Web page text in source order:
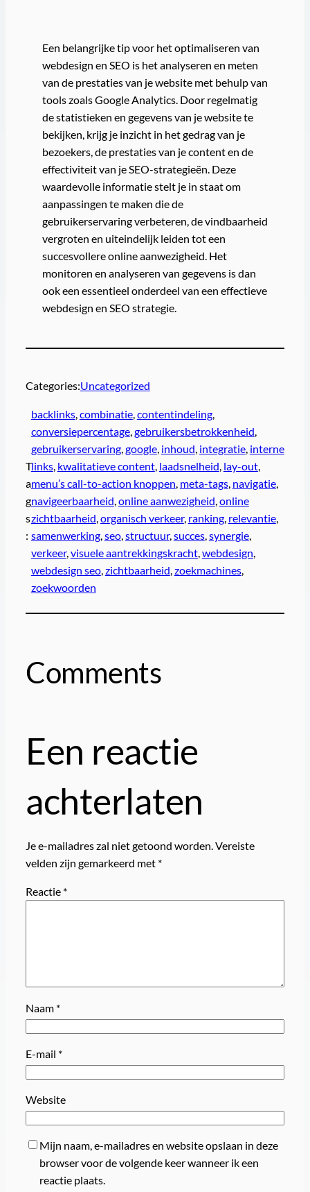
Een belangrijke tip voor het optimaliseren van
webdesign en SEO is het analyseren en meten
van de prestaties van je website met behulp van
tools zoals Google Analytics. Door regelmatig
de statistieken en gegevens van je website te
bekijken, krijg je inzicht in het gedrag van je
bezoekers, de prestaties van je content en de
effectiviteit van je SEO-strategieën. Deze
waardevolle informatie stelt je in staat om
aanpassingen te maken die de
gebruikerservaring verbeteren, de vindbaarheid
vergroten en uiteindelijk leiden tot een
succesvollere online aanwezigheid. Het
monitoren en analyseren van gegevens is dan
ook een essentieel onderdeel van een effectieve
webdesign en SEO strategie.
Categories:Uncategorized
T
a
g
s
:
backlinks, combinatie, contentindeling,
conversiepercentage, gebruikersbetrokkenheid,
gebruikerservaring, google, inhoud, integratie, interne
links, kwalitatieve content, laadsnelheid, lay-out,
menu’s call-to-action knoppen, meta-tags, navigatie,
navigeerbaarheid, online aanwezigheid, online
zichtbaarheid, organisch verkeer, ranking, relevantie,
samenwerking, seo, structuur, succes, synergie,
verkeer, visuele aantrekkingskracht, webdesign,
webdesign seo, zichtbaarheid, zoekmachines,
zoekwoorden
Comments
Een reactie
achterlaten
Je e-mailadres zal niet getoond worden.Vereiste
velden zijn gemarkeerd met *
Reactie *
Naam *
E-mail *
Website
Mijn naam, e-mailadres en website opslaan in deze
browser voor de volgende keer wanneer ik een
reactie plaats.